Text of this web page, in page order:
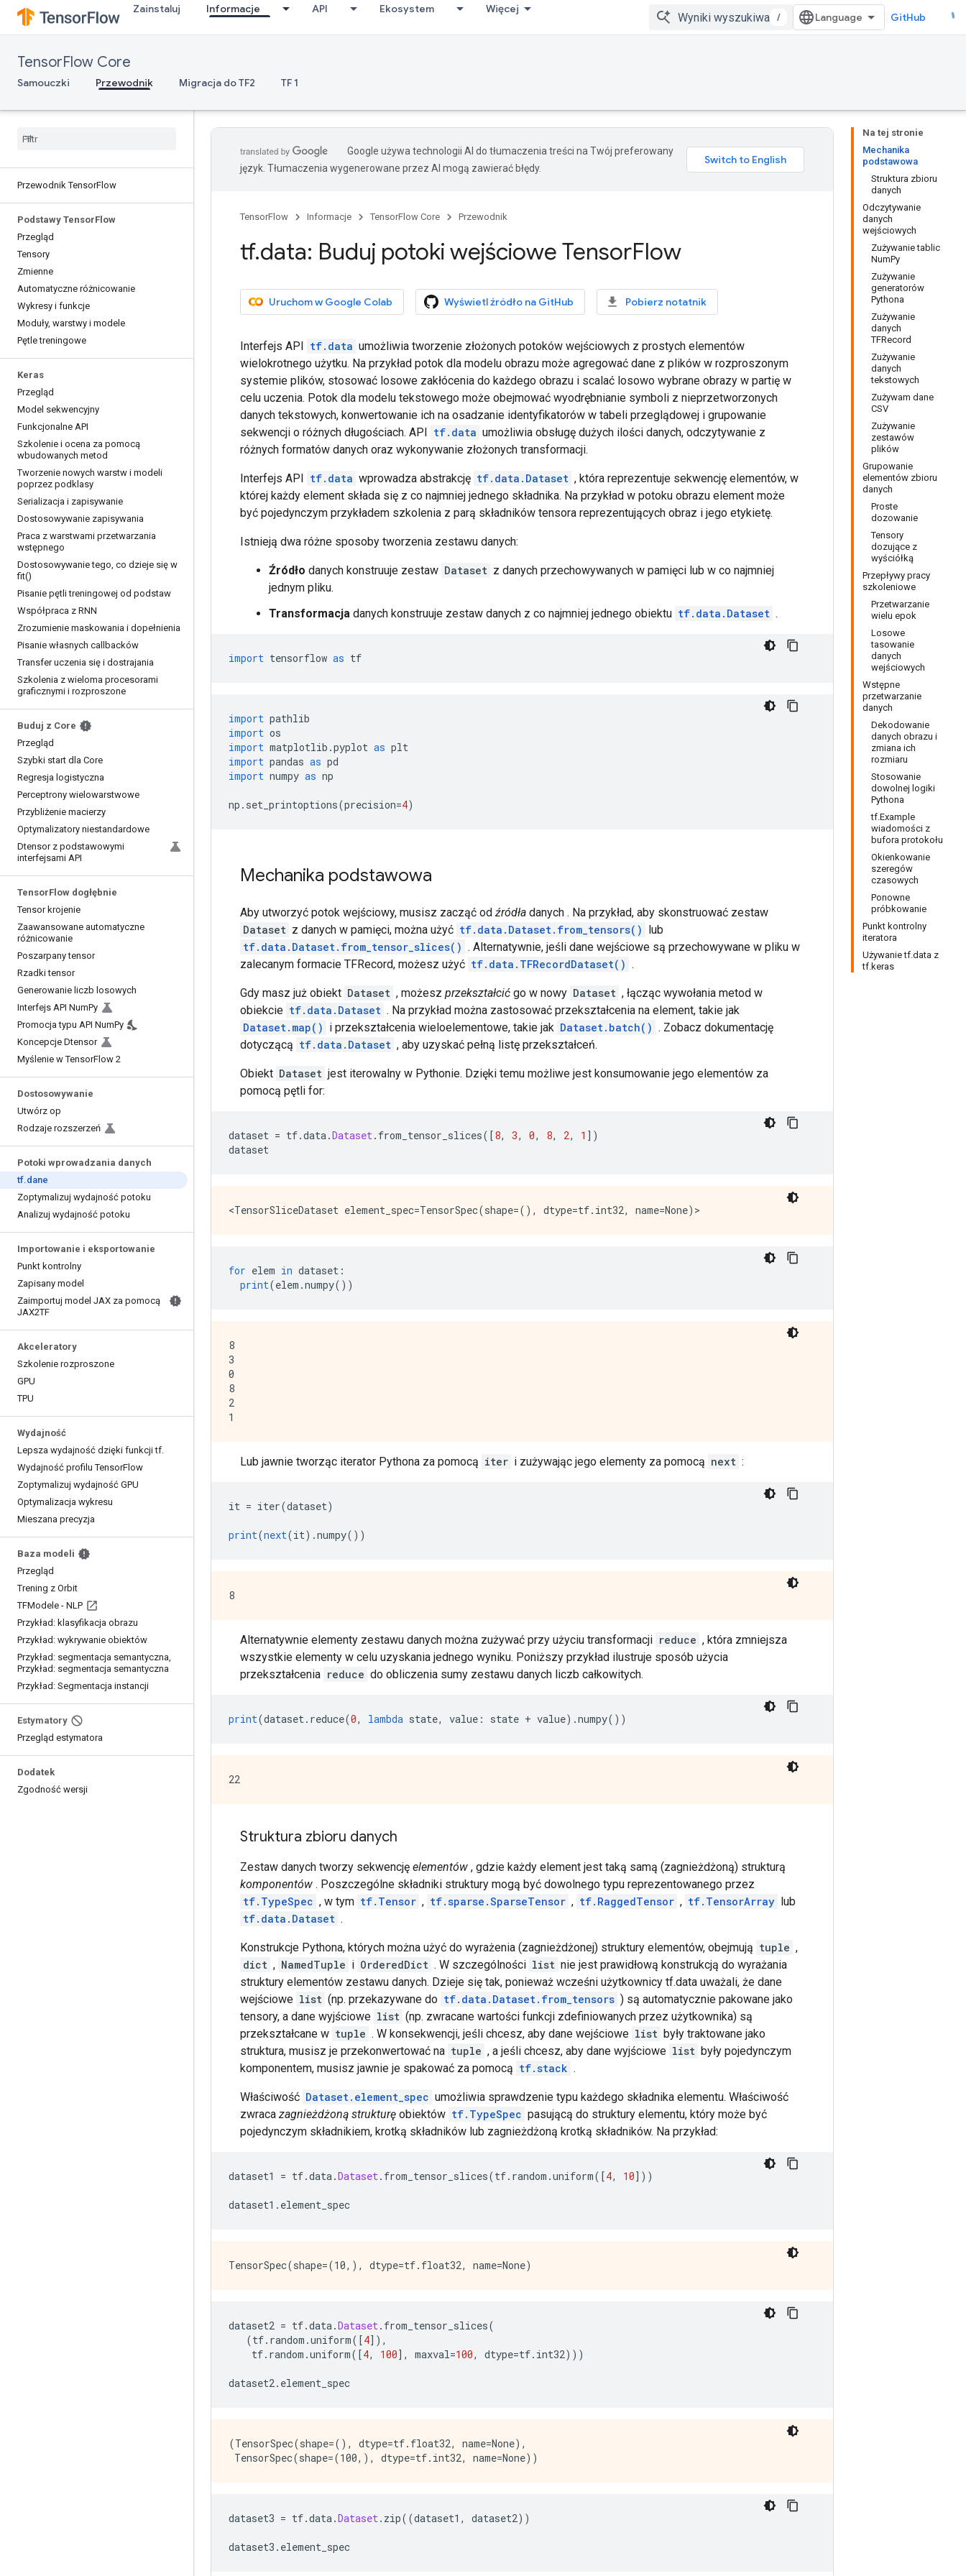
Zainstaluj Informacje API Ekosystem Więcej
/ GitHub
TensorFlow Core
Samouczki Przewodnik Migracja do TF2 TF 1
Przewodnik TensorFlow
Podstawy TensorFlow
Przegląd
Tensory
Zmienne
Automatyczne różnicowanie
Wykresy i funkcje
Moduły, warstwy i modele
Pętle treningowe
Keras
Przegląd
Model sekwencyjny
Funkcjonalne API
Szkolenie i ocena za pomocą
wbudowanych metod
Tworzenie nowych warstw i modeli
poprzez podklasy
Serializacja i zapisywanie
Dostosowywanie zapisywania
Praca z warstwami przetwarzania
wstępnego
Dostosowywanie tego, co dzieje się w
fit()
Pisanie pętli treningowej od podstaw
Współpraca z RNN
Zrozumienie maskowania i dopełnienia
Pisanie własnych callbacków
Transfer uczenia się i dostrajania
Szkolenia z wieloma procesorami
graficznymi i rozproszone
Buduj z Core
Przegląd
Szybki start dla Core
Regresja logistyczna
Perceptrony wielowarstwowe
Przybliżenie macierzy
Optymalizatory niestandardowe
Dtensor z podstawowymi
interfejsami API
TensorFlow dogłębnie
Tensor krojenie
Zaawansowane automatyczne
różnicowanie
Poszarpany tensor
Rzadki tensor
Generowanie liczb losowych
Interfejs API NumPy
Promocja typu API NumPy
Koncepcje Dtensor
Myślenie w TensorFlow 2
Dostosowywanie
Utwórz op
Rodzaje rozszerzeń
Potoki wprowadzania danych
tf.dane
Zoptymalizuj wydajność potoku
Analizuj wydajność potoku
Importowanie i eksportowanie
Punkt kontrolny
Zapisany model
Zaimportuj model JAX za pomocą
JAX2TF
Akceleratory
Szkolenie rozproszone
GPU
TPU
Wydajność
Lepsza wydajność dzięki funkcji tf.
Wydajność profilu TensorFlow
Zoptymalizuj wydajność GPU
Optymalizacja wykresu
Mieszana precyzja
Baza modeli
Przegląd
Trening z Orbit
TFModele - NLP
Przykład: klasyfikacja obrazu
Przykład: wykrywanie obiektów
Przykład: segmentacja semantyczna,
Przykład: segmentacja semantyczna
Przykład: Segmentacja instancji
Estymatory
Przegląd estymatora
Dodatek
Zgodność wersji
Na tej stronie
Mechanika
podstawowa
Struktura zbioru
danych
Odczytywanie
danych
wejściowych
Zużywanie tablic
NumPy
Zużywanie
generatorów
Pythona
Zużywanie
danych
TFRecord
Zużywanie
danych
tekstowych
Zużywam dane
CSV
Zużywanie
zestawów
plików
Grupowanie
elementów zbioru
danych
Proste
dozowanie
Tensory
dozujące z
wyściółką
Przepływy pracy
szkoleniowe
Przetwarzanie
wielu epok
Losowe
tasowanie
danych
wejściowych
Wstępne
przetwarzanie
danych
Dekodowanie
danych obrazu i
zmiana ich
rozmiaru
Stosowanie
dowolnej logiki
Pythona
tf.Example
wiadomości z
bufora protokołu
Okienkowanie
szeregów
czasowych
Ponowne
próbkowanie
Punkt kontrolny
iteratora
Używanie tf.data z
tf.keras
Google używa technologii AI do tłumaczenia treści na Twój preferowany
język. Tłumaczenia wygenerowane przez AI mogą zawierać błędy.
TensorFlow Informacje TensorFlow Core Przewodnik
tf.data: Buduj potoki wejściowe TensorFlow
Uruchom w Google Colab Wyświetl źródło na GitHub Pobierz notatnik
Interfejs API tf.data umożliwia tworzenie złożonych potoków wejściowych z prostych elementów
wielokrotnego użytku. Na przykład potok dla modelu obrazu może agregować dane z plików w rozproszonym
systemie plików, stosować losowe zakłócenia do każdego obrazu i scalać losowo wybrane obrazy w partię w
celu uczenia. Potok dla modelu tekstowego może obejmować wyodrębnianie symboli z nieprzetworzonych
danych tekstowych, konwertowanie ich na osadzanie identyfikatorów w tabeli przeglądowej i grupowanie
sekwencji o różnych długościach. API tf.data umożliwia obsługę dużych ilości danych, odczytywanie z
różnych formatów danych oraz wykonywanie złożonych transformacji.
Interfejs API tf.data wprowadza abstrakcję tf.data.Dataset , która reprezentuje sekwencję elementów, w
której każdy element składa się z co najmniej jednego składnika. Na przykład w potoku obrazu element może
być pojedynczym przykładem szkolenia z parą składników tensora reprezentujących obraz i jego etykietę.
Istnieją dwa różne sposoby tworzenia zestawu danych:
Źródło danych konstruuje zestaw Dataset z danych przechowywanych w pamięci lub w co najmniej
jednym pliku.
Transformacja danych konstruuje zestaw danych z co najmniej jednego obiektu tf.data.Dataset .
import tensorflow as tf
import pathlib
import os
import matplotlib .pyplot as plt
import pandas as pd
import numpy as np
np . set_printoptions(precision=4)
Mechanika podstawowa
Aby utworzyć potok wejściowy, musisz zacząć od źródła danych . Na przykład, aby skonstruować zestaw
Dataset z danych w pamięci, można użyć tf.data.Dataset.from_tensors() lub
tf.data.Dataset.from_tensor_slices() . Alternatywnie, jeśli dane wejściowe są przechowywane w pliku w
zalecanym formacie TFRecord, możesz użyć tf.data.TFRecordDataset() .
Gdy masz już obiekt Dataset , możesz przekształcić go w nowy Dataset , łącząc wywołania metod w
obiekcie tf.data.Dataset . Na przykład można zastosować przekształcenia na element, takie jak
Dataset.map() i przekształcenia wieloelementowe, takie jak Dataset.batch() . Zobacz dokumentację
dotyczącą tf.data.Dataset , aby uzyskać pełną listę przekształceń.
Obiekt Dataset jest iterowalny w Pythonie. Dzięki temu możliwe jest konsumowanie jego elementów za
pomocą pętli for:
dataset = tf.data.Dataset. from_tensor_slices([8, 3, 0, 8, 2, 1 ])
dataset
for elem in dataset :
print(elem .numpy())
8
3
0
8
2
Lub jawnie tworząc iterator Pythona za pomocą iter i zużywając jego elementy za pomocą next :
it = iter(dataset)
print(next(it).numpy())
Alternatywnie elementy zestawu danych można zużywać przy użyciu transformacji reduce , która zmniejsza
wszystkie elementy w celu uzyskania jednego wyniku. Poniższy przykład ilustruje sposób użycia
przekształcenia reduce do obliczenia sumy zestawu danych liczb całkowitych.
print(dataset. reduce(0, lambda state, value : state + value).numpy())
Struktura zbioru danych
Zestaw danych tworzy sekwencję elementów , gdzie każdy element jest taką samą (zagnieżdżoną) strukturą
komponentów . Poszczególne składniki struktury mogą być dowolnego typu reprezentowanego przez
tf.TypeSpec , w tym tf.Tensor , tf.sparse.SparseTensor , tf.RaggedTensor , tf.TensorArray lub
tf.data.Dataset .
Konstrukcje Pythona, których można użyć do wyrażenia (zagnieżdżonej) struktury elementów, obejmują tuple ,
dict , NamedTuple i OrderedDict . W szczególności list nie jest prawidłową konstrukcją do wyrażania
struktury elementów zestawu danych. Dzieje się tak, ponieważ wcześni użytkownicy tf.data uważali, że dane
wejściowe list (np. przekazywane do tf.data.Dataset.from_tensors ) są automatycznie pakowane jako
tensory, a dane wyjściowe list (np. zwracane wartości funkcji zdefiniowanych przez użytkownika) są
przekształcane w tuple . W konsekwencji, jeśli chcesz, aby dane wejściowe list były traktowane jako
struktura, musisz je przekonwertować na tuple , a jeśli chcesz, aby dane wyjściowe list były pojedynczym
komponentem, musisz jawnie je spakować za pomocą tf.stack .
Właściwość Dataset.element_spec umożliwia sprawdzenie typu każdego składnika elementu. Właściwość
zwraca zagnieżdżoną strukturę obiektów tf.TypeSpec pasującą do struktury elementu, który może być
pojedynczym składnikiem, krotką składników lub zagnieżdżoną krotką składników. Na przykład:
dataset1 = tf.data.Dataset. from_tensor_slices(tf. random .uniform([4, 10]))
dataset1 . element_spec
dataset2 = tf.data.Dataset. from_tensor_slices(
(tf. random .uniform([4]),
tf. random .uniform([4, 100], maxval=100, dtype=tf. int32)))
dataset2. element_spec
(TensorSpec(shape=(), dtype=tf.float32, name=None),
dataset3 = tf.data.Dataset. zip((dataset1 , dataset2))
dataset3 . element_spec